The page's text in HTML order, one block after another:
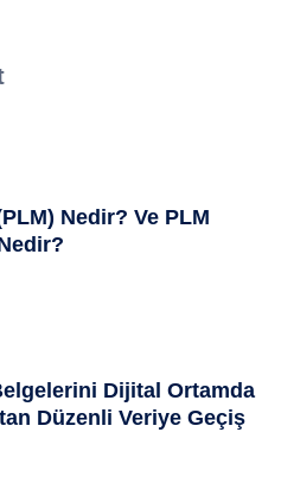
Nedir? Ve PLM
Dijital Ortamda
Düzenli Veriye Geçiş